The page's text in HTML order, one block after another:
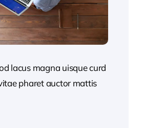
lacus magna uisque curd
pharet auctor mattis